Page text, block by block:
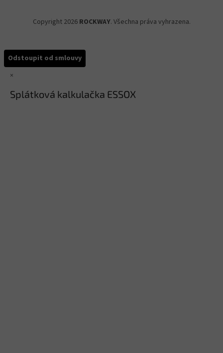
Copyright 2026 ROCKWAY. Všechna práva vyhrazena.
Odstoupit od smlouvy
×
Splátková kalkulačka ESSOX